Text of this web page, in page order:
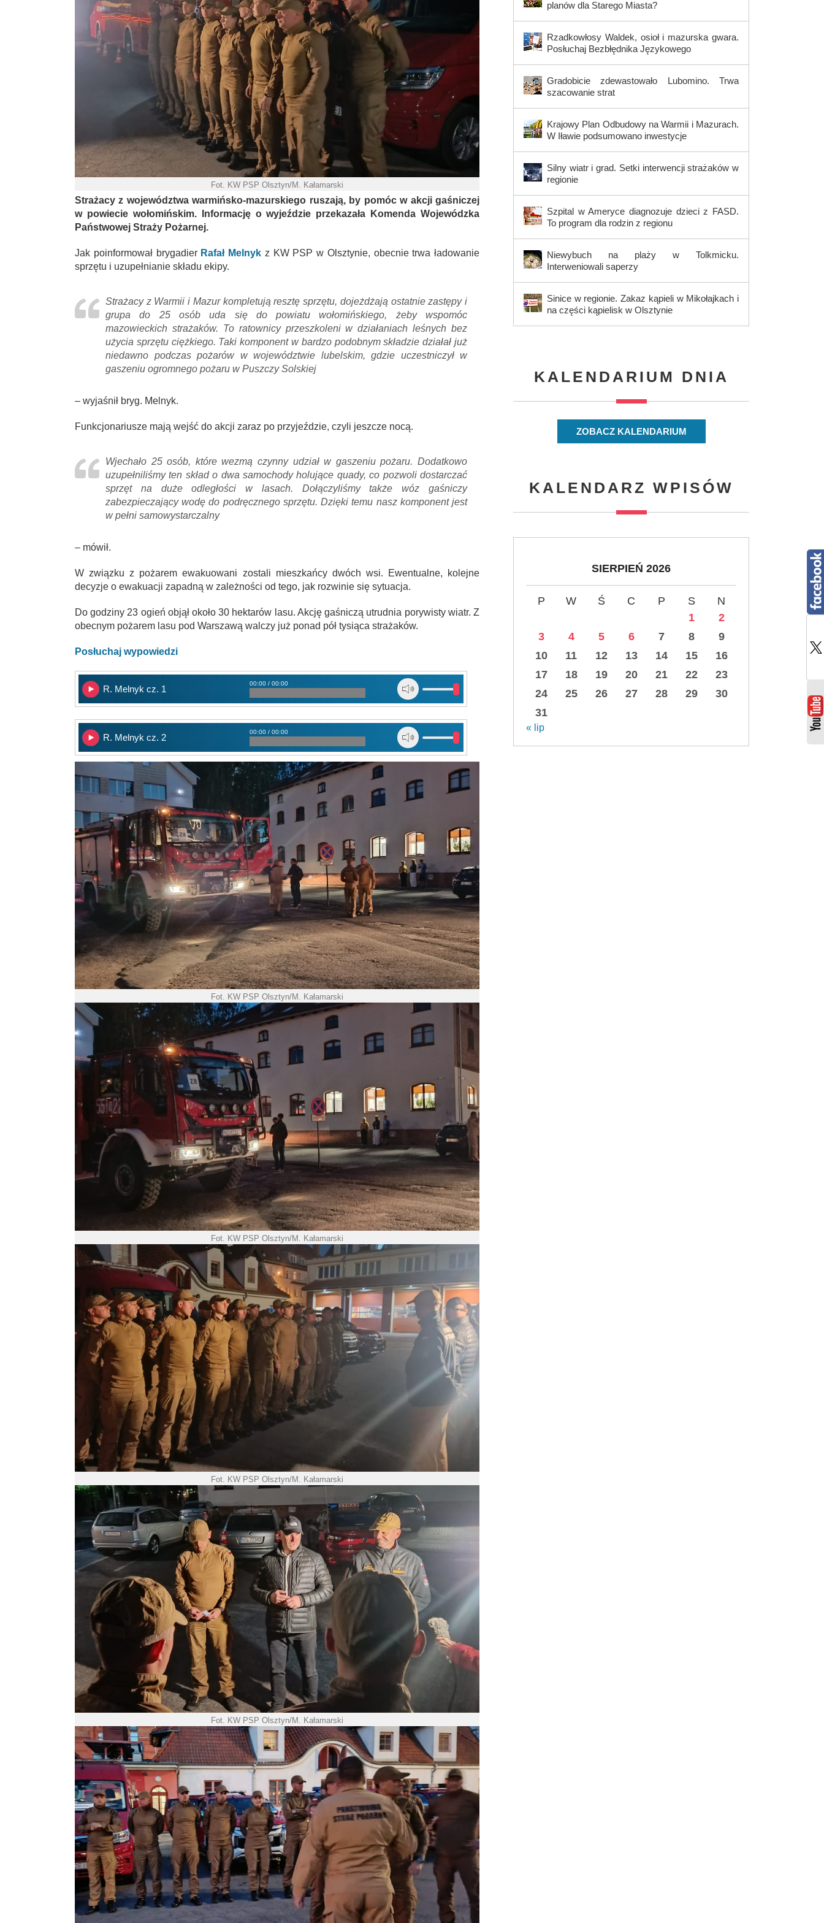
Fot. KW PSP Olsztyn/M. Kałamarski
Strażacy z województwa warmińsko-mazurskiego ruszają, by pomóc w akcji gaśniczej
w powiecie wołomińskim. Informację o wyjeździe przekazała Komenda Wojewódzka
Państwowej Straży Pożarnej.
Jak poinformował brygadier Rafał Melnyk z KW PSP w Olsztynie, obecnie trwa ładowanie
sprzętu i uzupełnianie składu ekipy.
Strażacy z Warmii i Mazur kompletują resztę sprzętu, dojeżdżają ostatnie zastępy i
grupa do 25 osób uda się do powiatu wołomińskiego, żeby wspomóc
mazowieckich strażaków. To ratownicy przeszkoleni w działaniach leśnych bez
użycia sprzętu ciężkiego. Taki komponent w bardzo podobnym składzie działał już
niedawno podczas pożarów w województwie lubelskim, gdzie uczestniczył w
gaszeniu ogromnego pożaru w Puszczy Solskiej
– wyjaśnił bryg. Melnyk.
Funkcjonariusze mają wejść do akcji zaraz po przyjeździe, czyli jeszcze nocą.
Wjechało 25 osób, które wezmą czynny udział w gaszeniu pożaru. Dodatkowo
uzupełniliśmy ten skład o dwa samochody holujące quady, co pozwoli dostarczać
sprzęt na duże odległości w lasach. Dołączyliśmy także wóz gaśniczy
zabezpieczający wodę do podręcznego sprzętu. Dzięki temu nasz komponent jest
w pełni samowystarczalny
– mówił.
W związku z pożarem ewakuowani zostali mieszkańcy dwóch wsi. Ewentualne, kolejne
decyzje o ewakuacji zapadną w zależności od tego, jak rozwinie się sytuacja.
Do godziny 23 ogień objął około 30 hektarów lasu. Akcję gaśniczą utrudnia porywisty wiatr. Z
obecnym pożarem lasu pod Warszawą walczy już ponad pół tysiąca strażaków.
Posłuchaj wypowiedzi
R. Melnyk cz. 1
00:00 / 00:00
R. Melnyk cz. 2
00:00 / 00:00
Fot. KW PSP Olsztyn/M. Kałamarski
Fot. KW PSP Olsztyn/M. Kałamarski
Fot. KW PSP Olsztyn/M. Kałamarski
Fot. KW PSP Olsztyn/M. Kałamarski
planów dla Starego Miasta?
Rzadkowłosy Waldek, osioł i mazurska gwara.
Posłuchaj Bezbłędnika Językowego
Gradobicie zdewastowało Lubomino. Trwa
szacowanie strat
Krajowy Plan Odbudowy na Warmii i Mazurach.
W Iławie podsumowano inwestycje
Silny wiatr i grad. Setki interwencji strażaków w
regionie
Szpital w Ameryce diagnozuje dzieci z FASD.
To program dla rodzin z regionu
Niewybuch na plaży w Tolkmicku.
Interweniowali saperzy
Sinice w regionie. Zakaz kąpieli w Mikołajkach i
na części kąpielisk w Olsztynie
KALENDARIUM DNIA
ZOBACZ KALENDARIUM
KALENDARZ WPISÓW
SIERPIEŃ 2026
P W Ś C P S
N
1
2
3
4 5 6 7 8
9
10
11 12 13 14 15
16
17
18 19 20 21 22
23
24
25 26 27 28 29
30
31
« lip